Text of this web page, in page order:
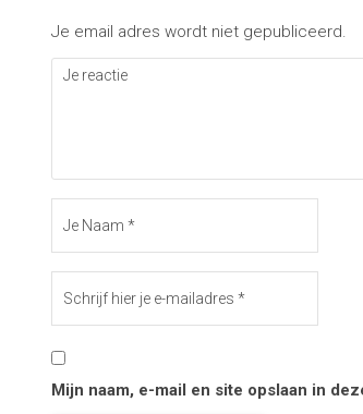
Je email adres wordt niet gepubliceerd.
Mijn naam, e-mail en site opslaan in